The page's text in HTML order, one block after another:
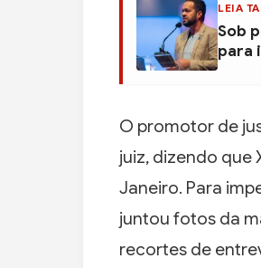
LEIA
Sob
para
O promotor de
juiz, dizendo que
Janeiro. Para
juntou fotos da
recortes de